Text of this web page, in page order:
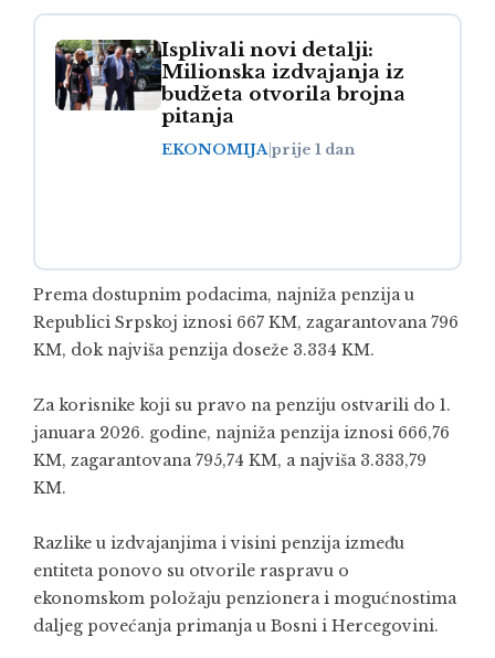
Isplivali novi detalji:
Milionska izdvajanja iz
budžeta otvorila brojna
pitanja
EKONOMIJAprije 1 dan
Prema dostupnim podacima, najniža penzija u
Republici Srpskoj iznosi 667 KM, zagarantovana 796
KM, dok najviša penzija doseže 3.334 KM.
Za korisnike koji su pravo na penziju ostvarili do 1.
januara 2026. godine, najniža penzija iznosi 666,76
KM, zagarantovana 795,74 KM, a najviša 3.333,79
KM.
Razlike u izdvajanjima i visini penzija između
entiteta ponovo su otvorile raspravu o
ekonomskom položaju penzionera i mogućnostima
daljeg povećanja primanja u Bosni i Hercegovini.